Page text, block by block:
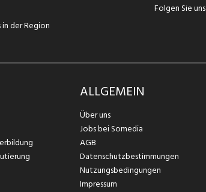
der Region
Folgen Sie uns
ALLGEMEIN
Über uns
Jobs bei Somedia
AGB
Datenschutzbestimmungen
Nutzungsbedingungen
Impressum